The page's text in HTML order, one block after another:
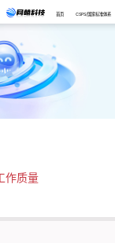
首页 CSPS/国家标准体系
作质量